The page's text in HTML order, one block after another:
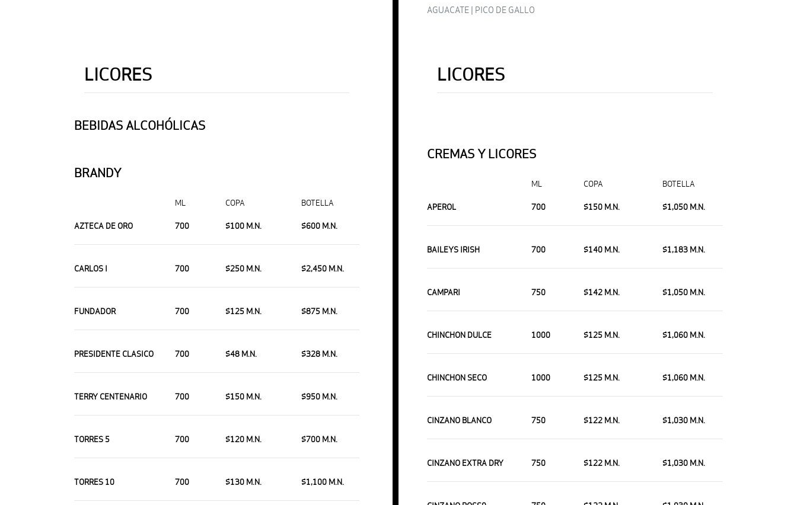
AGUACATE | PICO DE GALLO
LICORES
BEBIDAS ALCOHÓLICAS
BRANDY
ML COPA BOTELLA
AZTECA DE ORO 700 $100 M.N. $600 M.N.
CARLOS I 700 $250 M.N. $2,450 M.N.
FUNDADOR 700 $125 M.N. $875 M.N.
PRESIDENTE CLASICO 700 $48 M.N. $328 M.N.
TERRY CENTENARIO 700 $150 M.N. $950 M.N.
TORRES 5 700 $120 M.N. $700 M.N.
TORRES 10 700 $130 M.N. $1,100 M.N.
LICORES
CREMAS Y LICORES
ML COPA BOTELLA
APEROL 700 $150 M.N. $1,050 M.N.
BAILEYS IRISH 700 $140 M.N. $1,183 M.N.
CAMPARI 750 $142 M.N. $1,050 M.N.
CHINCHON DULCE 1000 $125 M.N. $1,060 M.N.
CHINCHON SECO 1000 $125 M.N. $1,060 M.N.
CINZANO BLANCO 750 $122 M.N. $1,030 M.N.
CINZANO EXTRA DRY 750 $122 M.N. $1,030 M.N.